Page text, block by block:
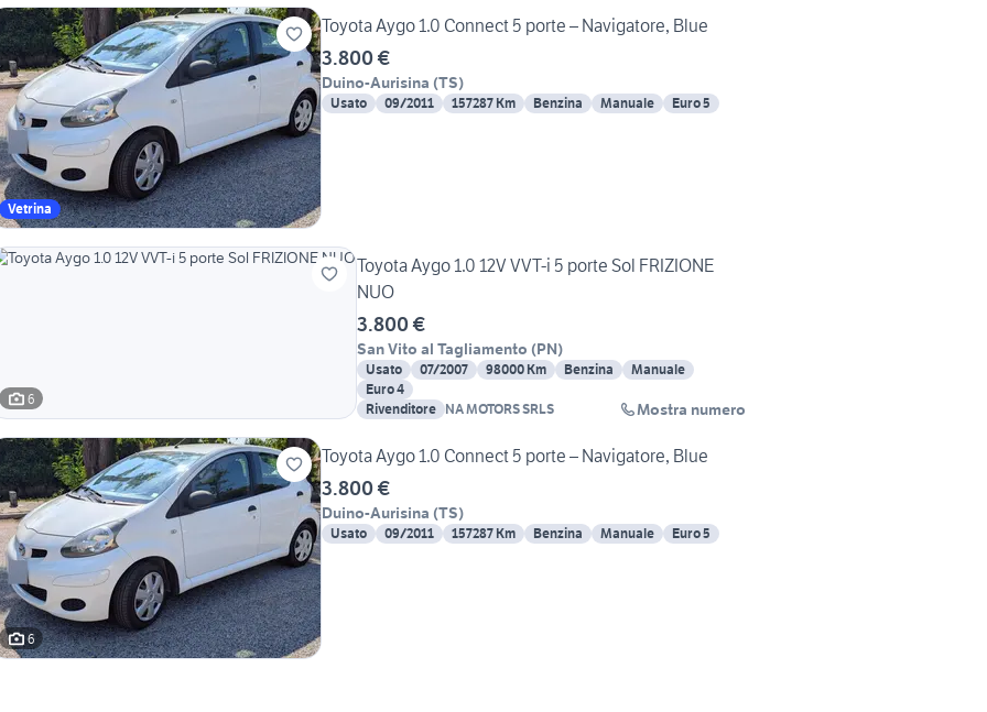
Vetrina
Toyota Aygo 1.0 Connect 5 porte – Navigatore, Blue
3.800 €
Duino-Aurisina (TS)
Usato 09/2011 157287 Km Benzina Manuale Euro 5
6
Toyota Aygo 1.0 12V VVT-i 5 porte Sol FRIZIONE
NUO
3.800 €
San Vito al Tagliamento (PN)
Usato 07/2007 98000 Km Benzina
Manuale
Euro 4
Rivenditore NA MOTORS SRLS Mostra numero
6
Toyota Aygo 1.0 Connect 5 porte – Navigatore, Blue
3.800 €
Duino-Aurisina (TS)
Usato 09/2011 157287 Km Benzina Manuale Euro 5